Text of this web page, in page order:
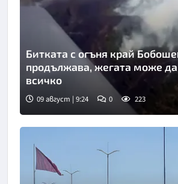
Снимка: Нова телевизия
Битката с огъня край
продължава, жегата може
всичко
09 август | 9:24 0 223